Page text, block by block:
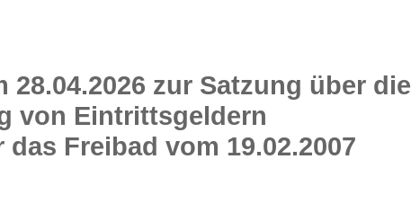
zur Satzung über die
von Eintrittsgeldern
Freibad vom 19.02.2007